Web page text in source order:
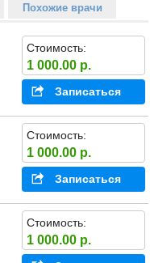
Похожие врачи
Стоимость:
1 000.00 р.
Записаться
Стоимость:
1 000.00 р.
Записаться
Стоимость:
1 000.00 р.